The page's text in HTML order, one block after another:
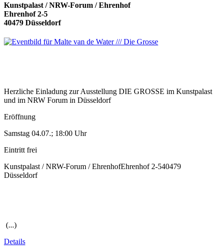
Kunstpalast / NRW-Forum / Ehrenhof
Ehrenhof 2-5
40479 Düsseldorf
Herzliche Einladung zur Ausstellung DIE GROSSE im Kunstpalast
und im NRW Forum in Düsseldorf
Eröffnung
Samstag 04.07.; 18:00 Uhr
Eintritt frei
Kunstpalast / NRW-Forum / EhrenhofEhrenhof 2-540479
Düsseldorf
(...)
Details